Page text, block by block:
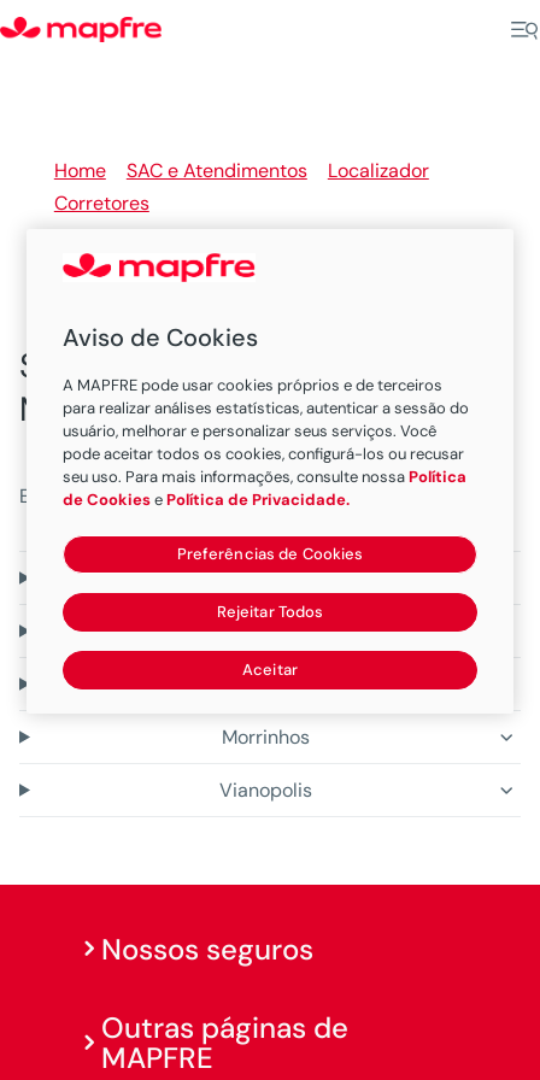
Home> SAC e Atendimentos> Localizador
Corretores>
Seu corretor de seguros
MAPFRE em Goiás
Existem 6 corretores neste estado.
Goiania
Goiatuba
Itumbiara
Morrinhos
Vianopolis
Nossos seguros
Outras páginas de
MAPFRE
Aviso de Cookies
A MAPFRE pode usar cookies próprios e de terceiros
para realizar análises estatísticas, autenticar a sessão do
usuário, melhorar e personalizar seus serviços. Você
pode aceitar todos os cookies, configurá-los ou recusar
seu uso. Para mais informações, consulte nossaPolítica
de CookiesePolítica de Privacidade.
Preferências de Cookies
Rejeitar Todos
Aceitar